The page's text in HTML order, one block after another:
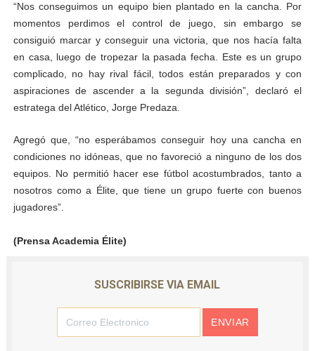
“Nos conseguimos un equipo bien plantado en la cancha. Por
momentos perdimos el control de juego, sin embargo se
consiguió marcar y conseguir una victoria, que nos hacía falta
en casa, luego de tropezar la pasada fecha. Este es un grupo
complicado, no hay rival fácil, todos están preparados y con
aspiraciones de ascender a la segunda división”, declaró el
estratega del Atlético, Jorge Predaza.
Agregó que, “no esperábamos conseguir hoy una cancha en
condiciones no idóneas, que no favoreció a ninguno de los dos
equipos. No permitió hacer ese fútbol acostumbrados, tanto a
nosotros como a Élite, que tiene un grupo fuerte con buenos
jugadores”.
(Prensa Academia Élite)
SUSCRIBIRSE VIA EMAIL